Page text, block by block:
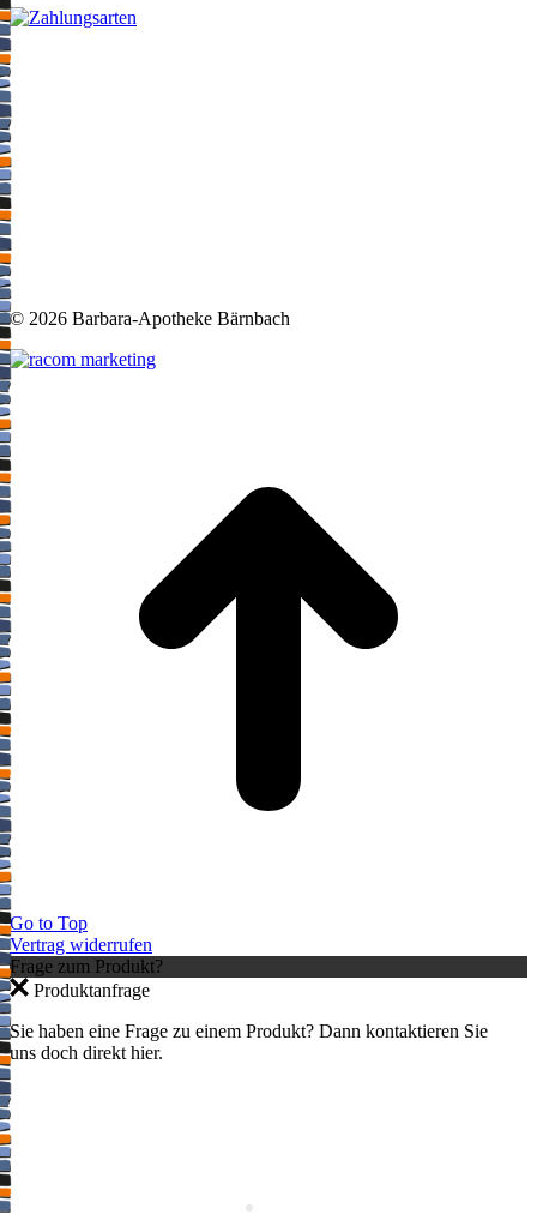
© 2026 Barbara-Apotheke Bärnbach
Go to Top
Vertrag widerrufen
Frage zum Produkt?
Produktanfrage
Sie haben eine Frage zu einem Produkt? Dann kontaktieren Sie
uns doch direkt hier.